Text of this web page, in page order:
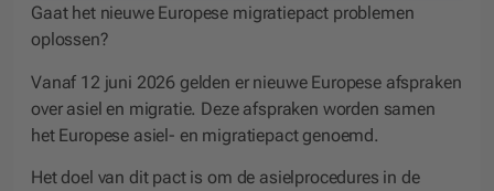
Gaat het nieuwe Europese migratiepact problemen
oplossen?
Vanaf 12 juni 2026 gelden er nieuwe Europese afspraken
over asiel en migratie. Deze afspraken worden samen
het Europese asiel- en migratiepact genoemd.
Het doel van dit pact is om de asielprocedures in de